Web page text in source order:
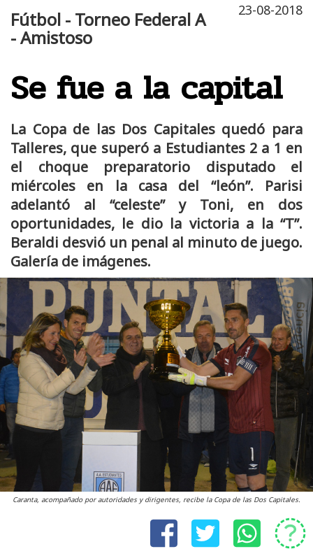
Fútbol - Torneo Federal A
- Amistoso
23-08-2018
Se fue a la capital
La Copa de las Dos Capitales quedó para
Talleres, que superó a Estudiantes 2 a 1 en
el choque preparatorio disputado el
miércoles en la casa del “león”. Parisi
adelantó al “celeste” y Toni, en dos
oportunidades, le dio la victoria a la “T”.
Beraldi desvió un penal al minuto de juego.
Galería de imágenes.
Caranta, acompañado por autoridades y dirigentes, recibe la Copa de las Dos Capitales.